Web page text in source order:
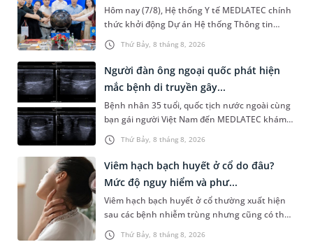
Thứ Bảy, 8 tháng 8, 2026
Hôm nay (7/8), Hệ thống Y tế MEDLATEC chính
thức khởi động Dự án Hệ thống Thông tin
Quản lý Bệnh viện (HIS - Hospital Information
System) giai đoạn mới. Dự á...
Thứ Bảy, 8 tháng 8, 2026
Người đàn ông ngoại quốc phát hiện
mắc bệnh di truyền gây...
Bệnh nhân 35 tuổi, quốc tịch nước ngoài cùng
bạn gái người Việt Nam đến MEDLATEC khám
sức khỏe tiền hôn nhân. Qua thăm khám và
làm các xét nghiệm chuyên sâu,...
Thứ Bảy, 8 tháng 8, 2026
Viêm hạch bạch huyết ở cổ do đâu?
Mức độ nguy hiểm và phư...
Viêm hạch bạch huyết ở cổ thường xuất hiện
sau các bệnh nhiễm trùng nhưng cũng có thể
liên quan đến lao hạch hoặc ung thư. Để tìm
hiểu nguyên nhân gây viêm,...